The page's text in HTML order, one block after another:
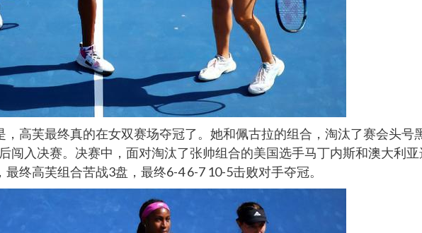
，高芙最终真的在女双赛场夺冠了。她和佩古拉的组合，淘汰了赛会头号
闯入决赛。决赛中，面对淘汰了张帅组合的美国选手马丁内斯和澳大利亚
终高芙组合苦战3盘，最终6-4 6-7 10-5击败对手夺冠。